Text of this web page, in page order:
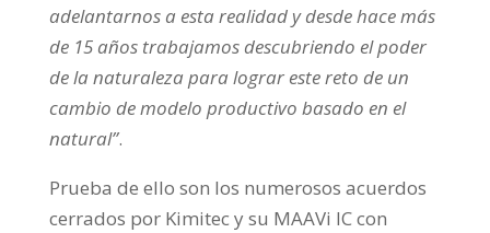
adelantarnos a esta realidad y desde hace más
de 15 años trabajamos descubriendo el poder
de la naturaleza para lograr este reto de un
cambio de modelo productivo basado en el
natural”.
Prueba de ello son los numerosos acuerdos
cerrados por Kimitec y su MAAVi IC con